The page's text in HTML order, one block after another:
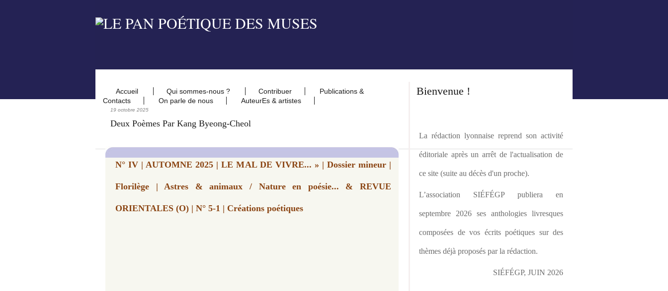
Accueil Qui sommes-nous ? Contribuer
Publications &
Contacts
On parle de nous AuteurEs & artistes
19 octobre 2025
Deux Poèmes Par Kang Byeong-Cheol
N° IV | AUTOMNE 2025 | LE MAL DE VIVRE... » | Dossier mineur |
Florilège | Astres & animaux / Nature en poésie... & REVUE
ORIENTALES (O) | N° 5-1 | Créations poétiques
Bienvenue !
La rédaction lyonnaise reprend son activité
éditoriale après un arrêt de l'actualisation de
ce site (suite au décès d'un proche).
L’association SIÉFÉGP publiera en
septembre 2026 ses anthologies livresques
composées de vos écrits poétiques sur des
thèmes déjà proposés par la rédaction.
SIÉFÉGP, JUIN 2026